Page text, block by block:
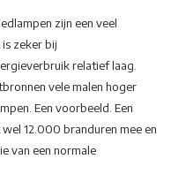
zijn een veel
zeker bij
relatief laag.
vele malen hoger
Een voorbeeld. Een
12.000 branduren mee en
van een normale